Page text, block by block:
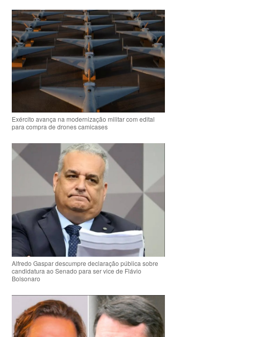
Exército avança na modernização militar com edital
para compra de drones camicases
Alfredo Gaspar descumpre declaração pública sobre
candidatura ao Senado para ser vice de Flávio
Bolsonaro